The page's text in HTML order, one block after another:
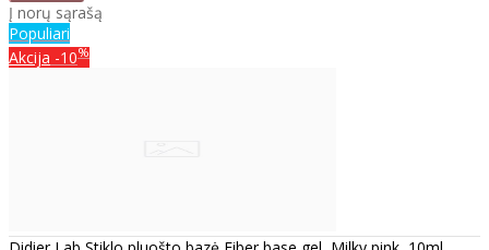
Į norų sąrašą
Populiari
Akcija -10%